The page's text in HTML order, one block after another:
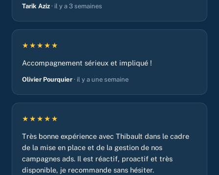
Tarik Aziz · il y a 3 semaines
★★★★★
Accompagnement sérieux et impliqué !
Olivier Pourquier · il y a une semaine
★★★★★
Très bonne expérience avec Thibault dans le cadre
de la mise en place et de la gestion de nos
campagnes ads. Il est réactif, proactif et très
disponible, je recommande sans hésiter.